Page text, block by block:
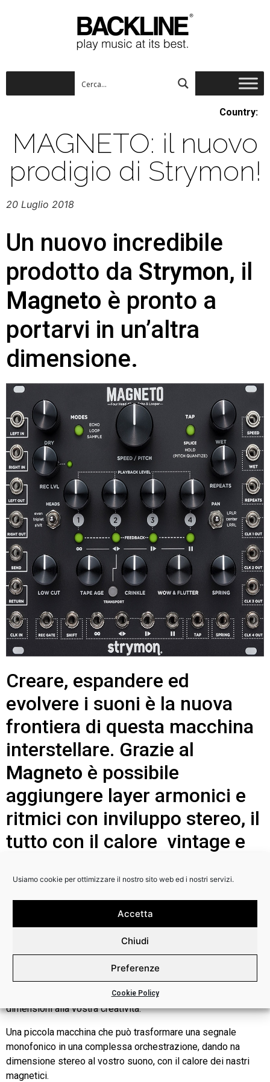
Usiamo cookie per ottimizzare il nostro sito web ed i nostri servizi.
Accetta
Chiudi
Preferenze
Cookie Policy
Country:
MAGNETO: il nuovo
prodigio di Strymon!
20 Luglio 2018
Un nuovo incredibile
prodotto da Strymon, il
Magneto è pronto a
portarvi in un’altra
dimensione.
Creare, espandere ed
evolvere i suoni è la nuova
frontiera di questa macchina
interstellare. Grazie al
Magneto è possibile
aggiungere layer armonici e
ritmici con inviluppo stereo, il
tutto con il calore vintage e
Delay, un Looper e molto altro. Intuitivo e potente, è un
come looper, phrase sampler, vintage spring reverb,
phase-aligned clock multiplier, chaotic oscillator..
Insomma uno strumento in grado di aggiungere infinite nuove
dimensioni alla vostra creatività.
Una piccola macchina che può trasformare una segnale
monofonico in una complessa orchestrazione, dando na
dimensione stereo al vostro suono, con il calore dei nastri
magnetici.